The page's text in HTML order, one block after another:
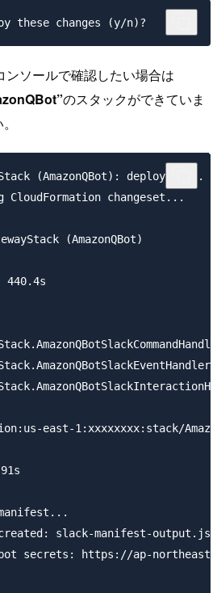
ソールで確認したい場合は
のスタックができていま
(AmazonQBot): deploying...
CloudFormation changeset...
(AmazonQBot)
440.4s
east-1:xxxxxxxx:stack/
slack-manifest-
secrets: https://ap-northeast-